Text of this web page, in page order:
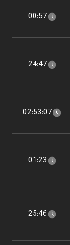
00:57
24:47
02:53:07
01:23
25:46